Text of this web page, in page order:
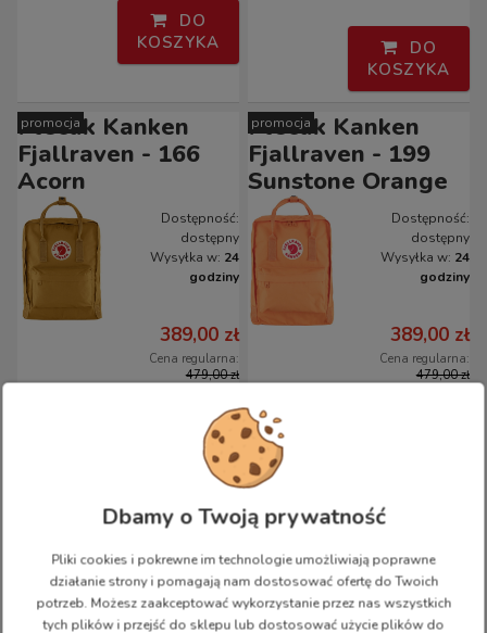
DO
KOSZYKA
DO
KOSZYKA
Plecak Kanken
Fjallraven - 166
Acorn
Dostępność:
dostępny
Wysyłka w: 24
godziny
389,00 zł
Cena regularna:
479,00 zł
389,00 zł
DO
promocja
Plecak Kanken
Fjallraven - 199
Sunstone Orange
Dostępność:
dostępny
Wysyłka w: 24
godziny
389,00 zł
Cena regularna:
479,00 zł
promocja
Plecak Kanken
Fjallraven - 221 -
Clay
Plecak Kanken
Fjallraven - 228 -
Khaki Dust
Dbamy o Twoją prywatność
Pliki cookies i pokrewne im technologie umożliwiają poprawne
działanie strony i pomagają nam dostosować ofertę do Twoich
potrzeb. Możesz zaakceptować wykorzystanie przez nas wszystkich
tych plików i przejść do sklepu lub dostosować użycie plików do